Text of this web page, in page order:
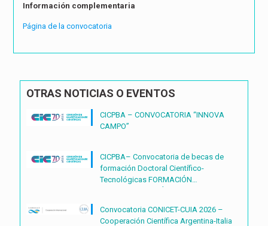
Información complementaria
Página de la convocatoria
OTRAS NOTICIAS O EVENTOS
CICPBA – CONVOCATORIA “INNOVA
CAMPO”
CICPBA– Convocatoria de becas de
formación Doctoral Científico-
Tecnológicas FORMACIÓN
Convocatoria CONICET-CUIA 2026 –
Cooperación Científica Argentina-Italia